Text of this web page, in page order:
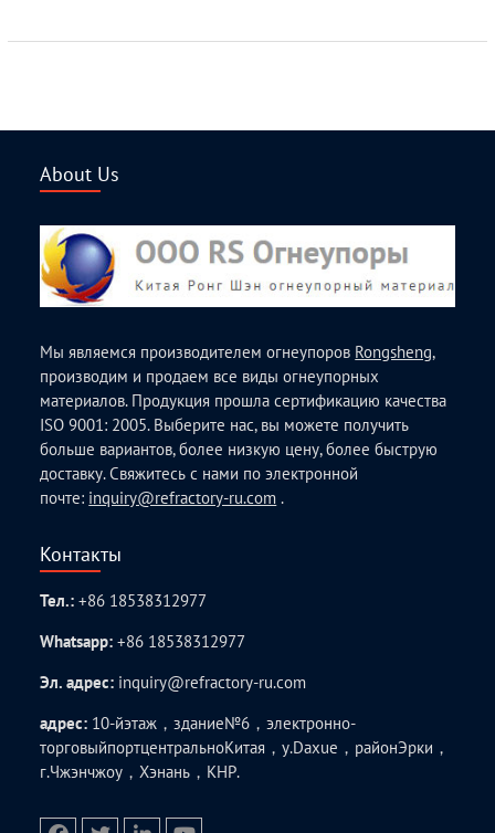
About Us
Мы являемся производителем огнеупоров Rongsheng,
производим и продаем все виды огнеупорных
материалов. Продукция прошла сертификацию качества
ISO 9001: 2005. Выберите нас, вы можете получить
больше вариантов, более низкую цену, более быструю
доставку. Свяжитесь с нами по электронной
почте: inquiry@refractory-ru.com .
Контакты
Тел.:+86 18538312977
Whatsapp:+86 18538312977
Эл. адрес: inquiry@refractory-ru.com
адрес: 10-йэтаж，здание№6，электронно-
торговыйпортцентральноКитая，у.Daxue，районЭрки，
г.Чжэнчжоу，Хэнань，КНР.